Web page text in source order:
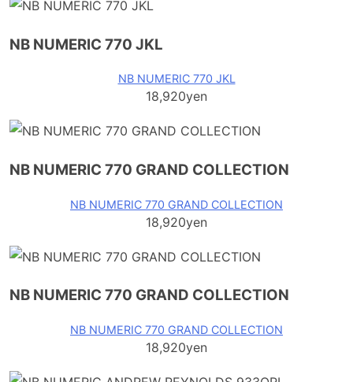
NB NUMERIC 770 JKL
NB NUMERIC 770 JKL
18,920yen
NB NUMERIC 770 GRAND COLLECTION
NB NUMERIC 770 GRAND COLLECTION
18,920yen
NB NUMERIC 770 GRAND COLLECTION
NB NUMERIC 770 GRAND COLLECTION
18,920yen